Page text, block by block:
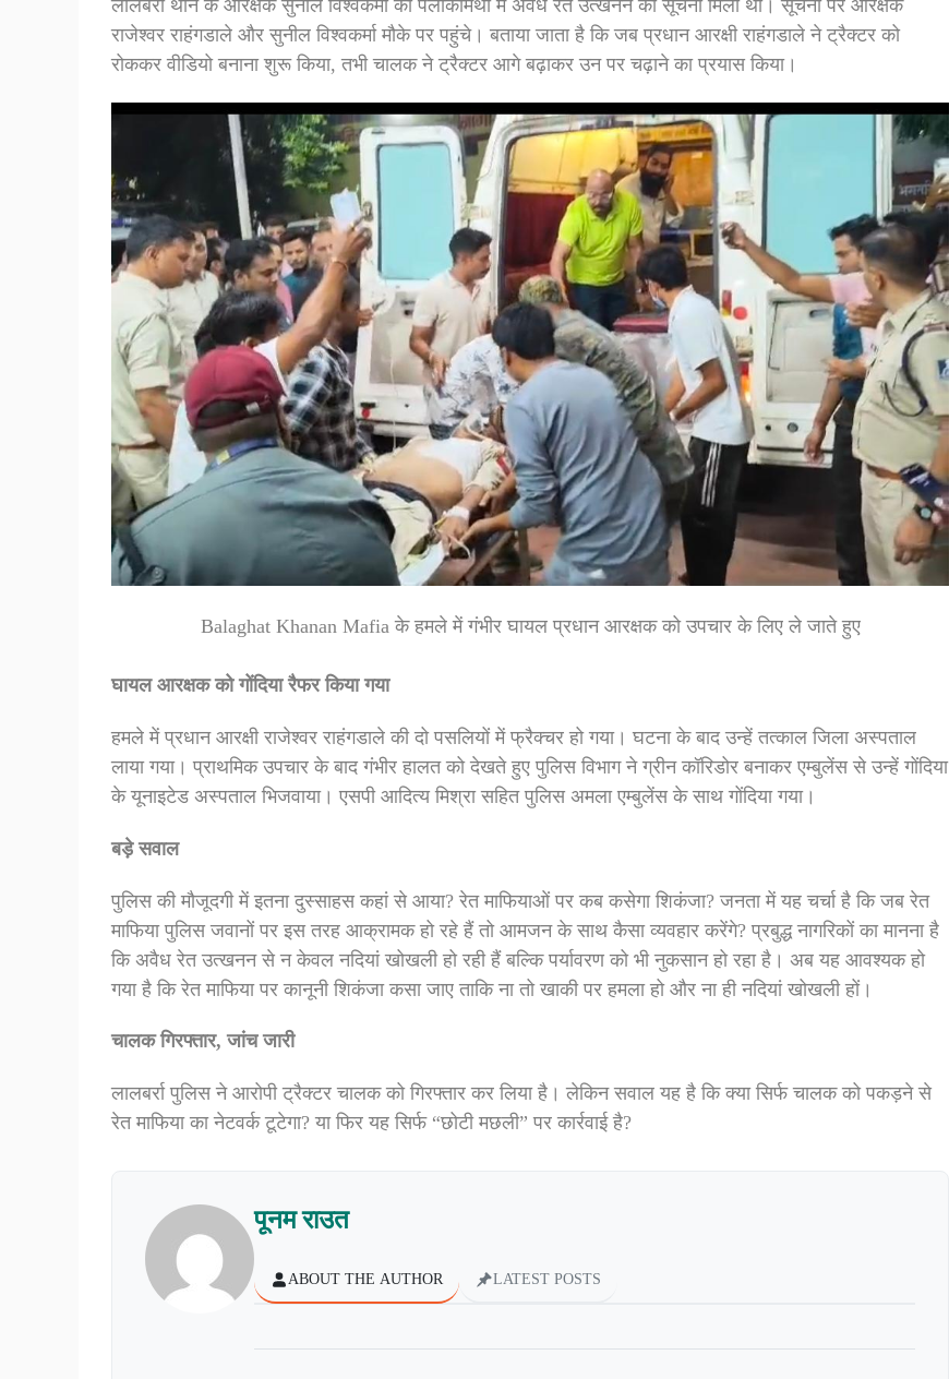
लालबर्रा थाने के आरक्षक सुनील विश्वकर्मा को पलाकामथी में अवैध रेत उत्खनन की सूचना मिली थी। सूचना पर आरक्षक
राजेश्वर राहंगडाले और सुनील विश्वकर्मा मौके पर पहुंचे। बताया जाता है कि जब प्रधान आरक्षी राहंगडाले ने ट्रैक्टर को
रोककर वीडियो बनाना शुरू किया, तभी चालक ने ट्रैक्टर आगे बढ़ाकर उन पर चढ़ाने का प्रयास किया।
Balaghat Khanan Mafia के हमले में गंभीर घायल प्रधान आरक्षक को उपचार के लिए ले जाते हुए
घायल आरक्षक को गोंदिया रैफर किया गया
हमले में प्रधान आरक्षी राजेश्वर राहंगडाले की दो पसलियों में फ्रैक्चर हो गया। घटना के बाद उन्हें तत्काल जिला अस्पताल
लाया गया। प्राथमिक उपचार के बाद गंभीर हालत को देखते हुए पुलिस विभाग ने ग्रीन कॉरिडोर बनाकर एम्बुलेंस से उन्हें गोंदिया
के यूनाइटेड अस्पताल भिजवाया। एसपी आदित्य मिश्रा सहित पुलिस अमला एम्बुलेंस के साथ गोंदिया गया।
बड़े सवाल
पुलिस की मौजूदगी में इतना दुस्साहस कहां से आया? रेत माफियाओं पर कब कसेगा शिकंजा? जनता में यह चर्चा है कि जब रेत
माफिया पुलिस जवानों पर इस तरह आक्रामक हो रहे हैं तो आमजन के साथ कैसा व्यवहार करेंगे? प्रबुद्ध नागरिकों का मानना है
कि अवैध रेत उत्खनन से न केवल नदियां खोखली हो रही हैं बल्कि पर्यावरण को भी नुकसान हो रहा है। अब यह आवश्यक हो
गया है कि रेत माफिया पर कानूनी शिकंजा कसा जाए ताकि ना तो खाकी पर हमला हो और ना ही नदियां खोखली हों।
चालक गिरफ्तार, जांच जारी
लालबर्रा पुलिस ने आरोपी ट्रैक्टर चालक को गिरफ्तार कर लिया है। लेकिन सवाल यह है कि क्या सिर्फ चालक को पकड़ने से
रेत माफिया का नेटवर्क टूटेगा? या फिर यह सिर्फ “छोटी मछली” पर कार्रवाई है?
पूनम राउत
ABOUT THE AUTHOR LATEST POSTS